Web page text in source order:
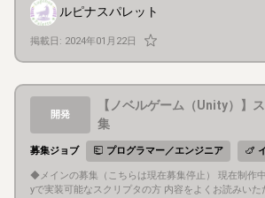
ため、予算内でクオリティの高いものを作りたいと思
を探していますが予算との兼ね合いや、依頼を検討し
どもあり、依頼先に困っております。 そのため、作
案件に興味をもってくださる方からお声がけいただけ
運びとなりました。 企画が動画制作に明るくないため、後述しましたが、制
は動画に限らず、ほとんどしたことがありません。
任せしますので自由に作りたい方向けの募集だと思
きたいことがあればお答えしますし、通話環境もあり
可能です。完全な丸投げはしませんので、ご安心ください。 ◆募
・プレイ１０時間以上の長編 ※前日譚は短編として
験版もございます 記憶喪失の主人公が異能を持つ仲間と協力し、人に危害
ルピナスパレット
掲載日: 2024年01月22日
開発
【ノベルゲーム（Unity）】
集
募集ジョブ プログラマー／エンジニア
◆メインの募集（こちらは現在募集停止） 現在制作
yで実装可能なスクリプタの方 内容をよくお読みいただきご検討をお願いい